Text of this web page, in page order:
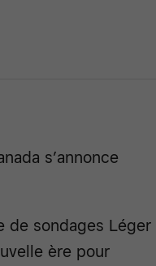
s’annonce
de sondages Léger
ère pour